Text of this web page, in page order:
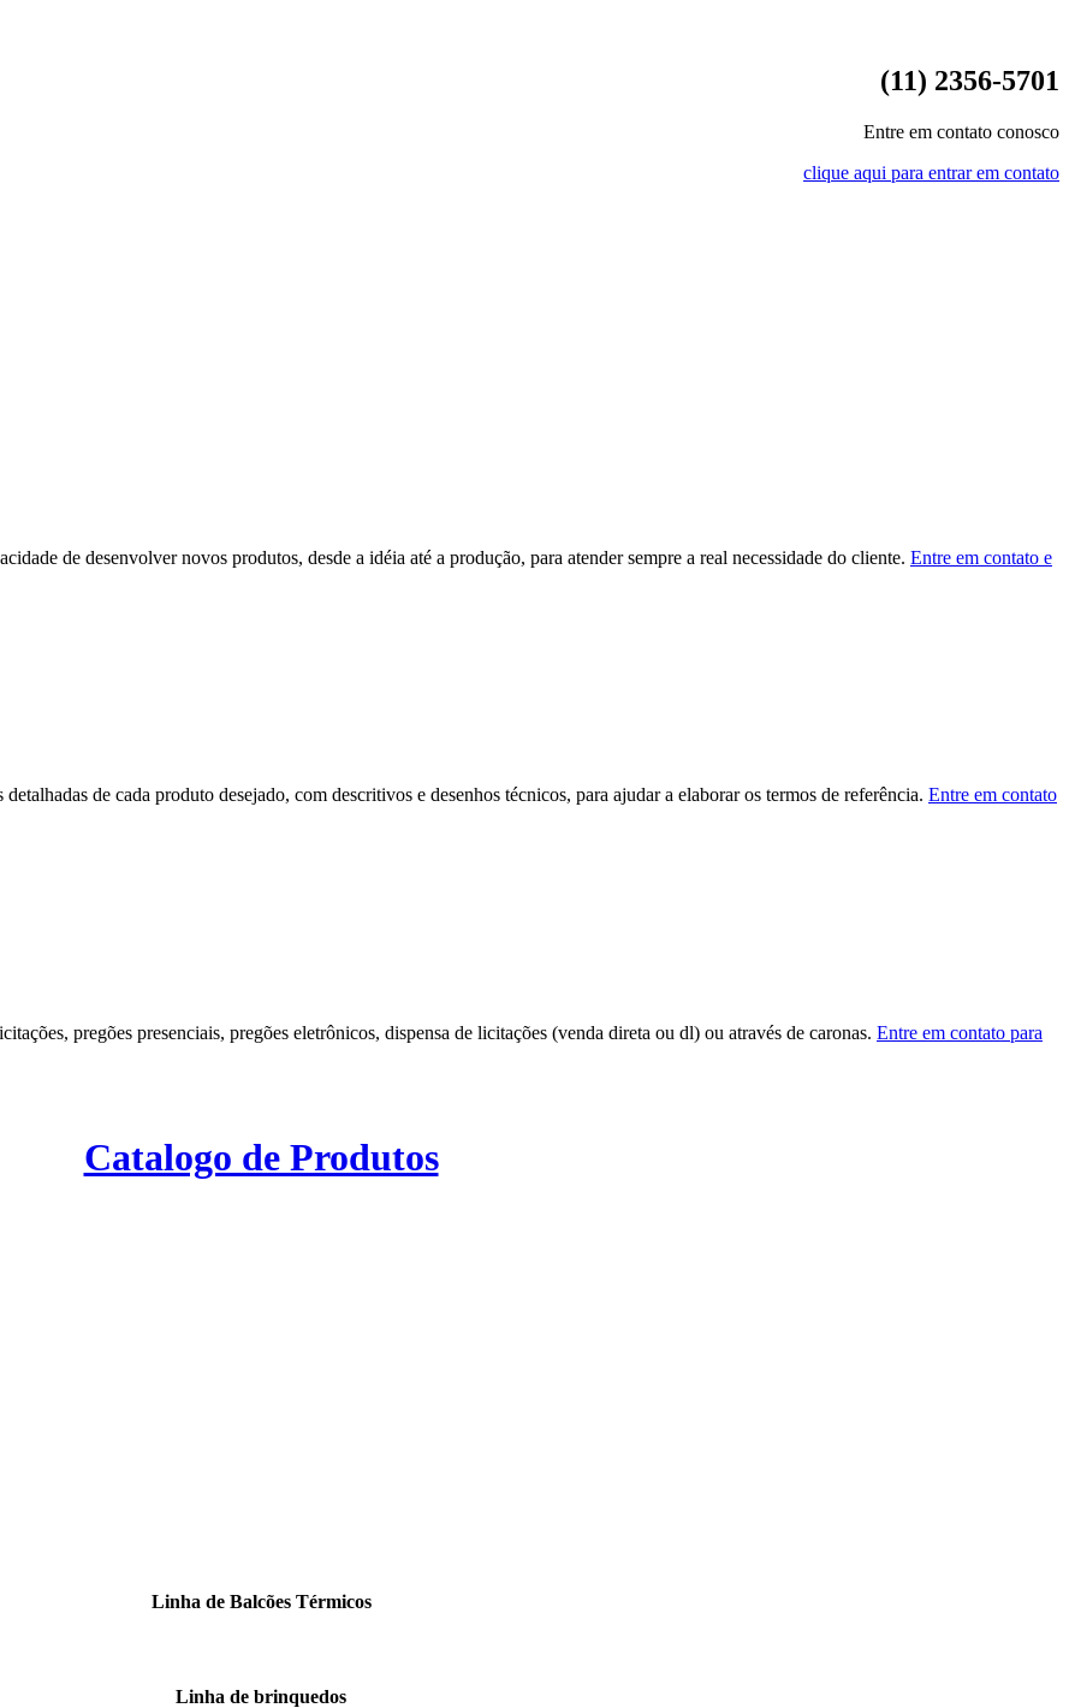
(11) 2356-5701
Entre em contato conosco
clique aqui para entrar em contato
de desenvolver novos produtos, desde a idéia até a produção, para atender sempre a real necessidade do cliente. Entre em contato e
de cada produto desejado, com descritivos e desenhos técnicos, para ajudar a elaborar os termos de referência. Entre em contato
pregões presenciais, pregões eletrônicos, dispensa de licitações (venda direta ou dl) ou através de caronas. Entre em contato para
Catalogo de Produtos
Linha de Balcões Térmicos
Linha de brinquedos